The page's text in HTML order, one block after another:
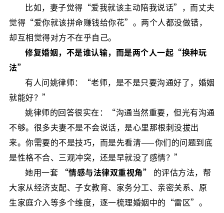
比如，妻子觉得“爱我就该主动陪我说话”，而丈夫
觉得“爱你就该拼命赚钱给你花”。两个人都没做错，
却互相觉得对方不在乎自己。
修复婚姻，不是谁认输，而是两个人一起“换种玩
法”
有人问姚律师：“老师，是不是只要沟通好了，婚姻
就能好？”
姚律师的回答很实在：“沟通当然重要，但光有沟通
不够。很多夫妻不是不会说话，是心里那根刺没拔出
来。你需要的不是技巧，而是先看清——你们的问题到底
是性格不合、三观冲突，还是早就没了感情？”
她用一套 “情感与法律双重视角”
的评估方法，帮
大家从经济支配、子女教育、家务分工、亲密关系、原
生家庭介入等多个维度，逐一梳理婚姻中的“雷区”。